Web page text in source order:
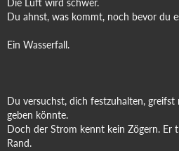
Du ahnst, was kommt, noch bevor du
Ein Wasserfall.
Du versuchst, dich festzuhalten,
geben könnte.
Doch der Strom kennt kein Zögern. Er
Rand.